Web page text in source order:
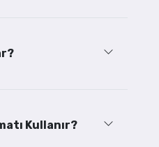
Kullanır?